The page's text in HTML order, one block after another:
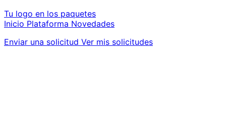
Tu logo en los paquetes
Inicio Plataforma Novedades
Enviar una solicitud Ver mis solicitudes